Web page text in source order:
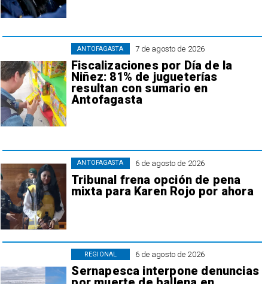
7 de agosto de 2026
Fiscalizaciones por Día de la
Niñez: 81% de jugueterías
resultan con sumario en
Antofagasta
ANTOFAGASTA
6 de agosto de 2026
Tribunal frena opción de pena
mixta para Karen Rojo por ahora
ANTOFAGASTA
6 de agosto de 2026
Sernapesca interpone denuncias
REGIONAL